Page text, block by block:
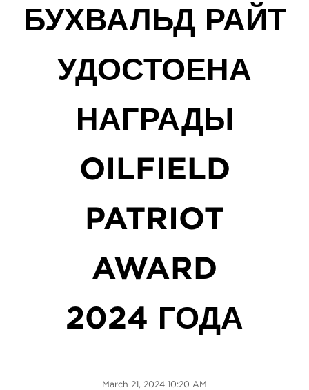
БУХВАЛЬД РАЙТ
УДОСТОЕНА
НАГРАДЫ
OILFIELD
PATRIOT
AWARD
2024 ГОДА
March 21, 2024 10:20 AM